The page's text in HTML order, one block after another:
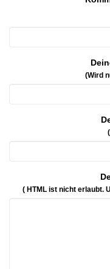
(Wird
( HTML ist nicht erlaubt.